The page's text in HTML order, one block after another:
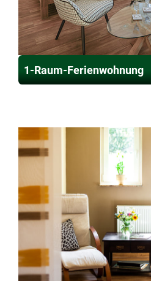
1-Raum-Ferienwohnung